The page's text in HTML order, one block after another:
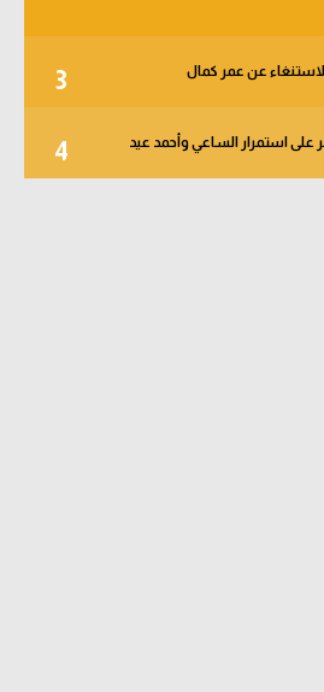
3 عن عمر كمال
4 على استمرار الساعي وأحمد عيد